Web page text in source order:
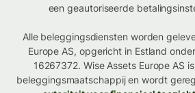
een geautoriseerde
Alle beleggingsdiensten worden
Europe AS, opgericht in Estland
16267372. Wise Assets Europe AS
beleggingsmaatschappij en wordt